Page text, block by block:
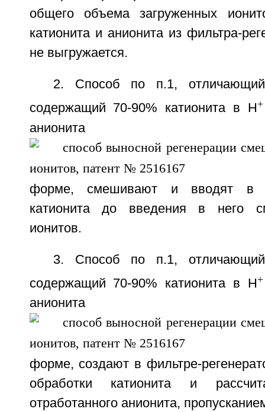
общего объема загруженных
катионита и анионита из фильтра-
не выгружается.
2. Способ по п.1,
содержащий 70-90% катионита в H
форме, смешивают и вводят в
катионита до введения в него
ионитов.
3. Способ по п.1,
содержащий 70-90% катионита в H
форме, создают в фильтре-
обработки катионита и
отработанного анионита,